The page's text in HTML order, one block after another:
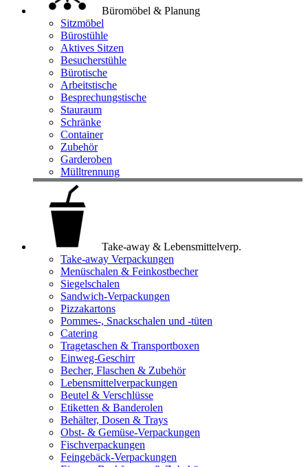
Büromöbel & Planung
Sitzmöbel
Bürostühle
Aktives Sitzen
Besucherstühle
Bürotische
Arbeitstische
Besprechungstische
Stauraum
Schränke
Container
Zubehör
Garderoben
Mülltrennung
Take-away & Lebensmittelverp.
Take-away Verpackungen
Menüschalen & Feinkostbecher
Siegelschalen
Sandwich-Verpackungen
Pizzakartons
Pommes-, Snackschalen und -tüten
Catering
Tragetaschen & Transportboxen
Einweg-Geschirr
Becher, Flaschen & Zubehör
Lebensmittelverpackungen
Beutel & Verschlüsse
Etiketten & Banderolen
Behälter, Dosen & Trays
Obst- & Gemüse-Verpackungen
Fischverpackungen
Feingebäck-Verpackungen